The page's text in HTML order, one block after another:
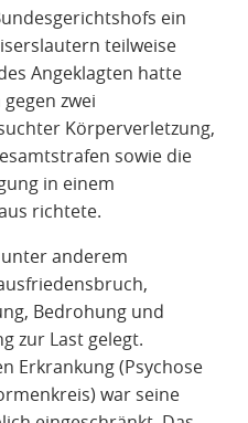
ein
teilweise
Angeklagten hatte
zwei
Körperverletzung,
sowie die
in einem
richtete.
anderem
Bedrohung und
zur Last gelegt.
Erkrankung (Psychose
war seine